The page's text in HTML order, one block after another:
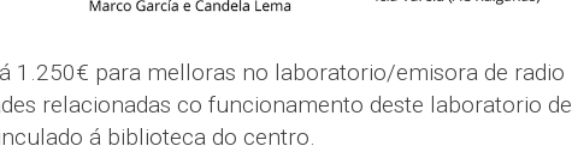
1.250€ para melloras no laboratorio/emisora de radio
relacionadas co funcionamento deste laboratorio de
á biblioteca do centro.